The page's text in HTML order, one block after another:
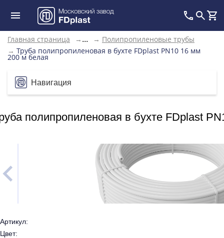
Главная страница → ... → Полипропиленовые трубы
→ Труба полипропиленовая в бухте FDplast PN10 16 мм
200 м белая
Навигация
полипропиленовая в бухте FDplast
Артикул:
Цвет: